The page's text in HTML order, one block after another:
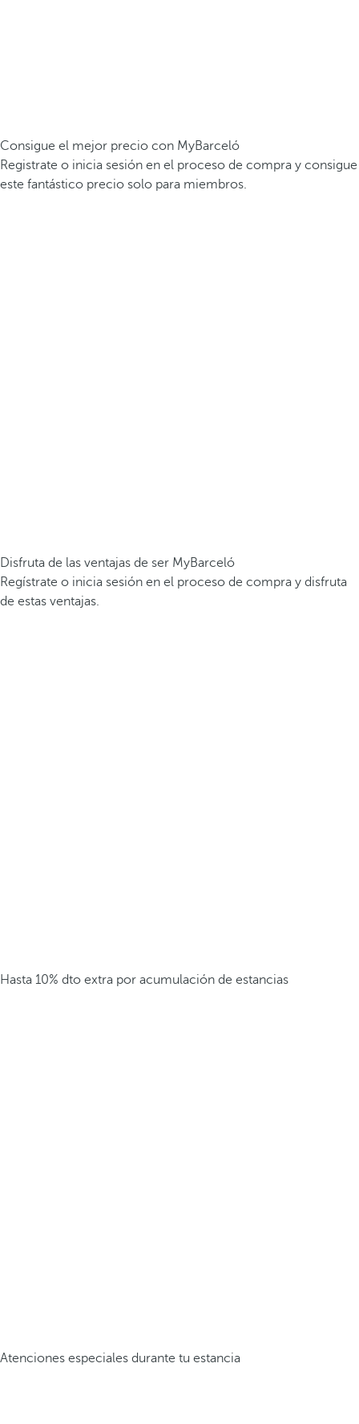
Consigue el mejor precio con MyBarceló
Registrate o inicia sesión en el proceso de compra y consigue
este fantástico precio solo para miembros.
Disfruta de las ventajas de ser MyBarceló
Regístrate o inicia sesión en el proceso de compra y disfruta
de estas ventajas.
Hasta 10% dto extra por acumulación de estancias
Atenciones especiales durante tu estancia